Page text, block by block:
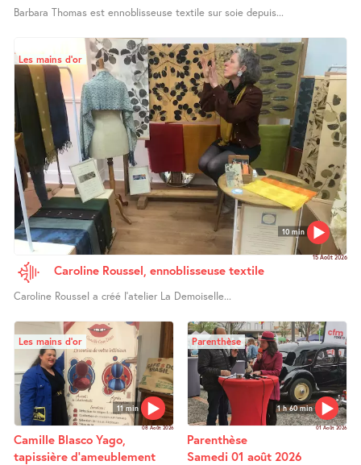
Barbara Thomas est ennoblisseuse textile sur soie depuis...
10 min
Les mains d’or
15 Août 2026
Caroline Roussel, ennoblisseuse textile
Caroline Roussel a créé l’atelier La Demoiselle...
11 min
Les mains d’or
08 Août 2026
Camille Blasco Yago,
tapissière d’ameublement
1 h 60 min
Parenthèse
01 Août 2026
Parenthèse
Samedi 01 août 2026